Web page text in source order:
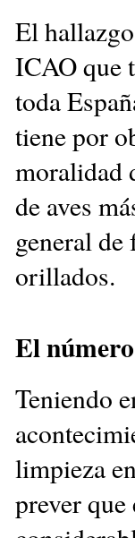
El
ICAO que
toda
tiene por
moralidad
de aves
general
orillados.
El
Teniendo
limpieza
prever